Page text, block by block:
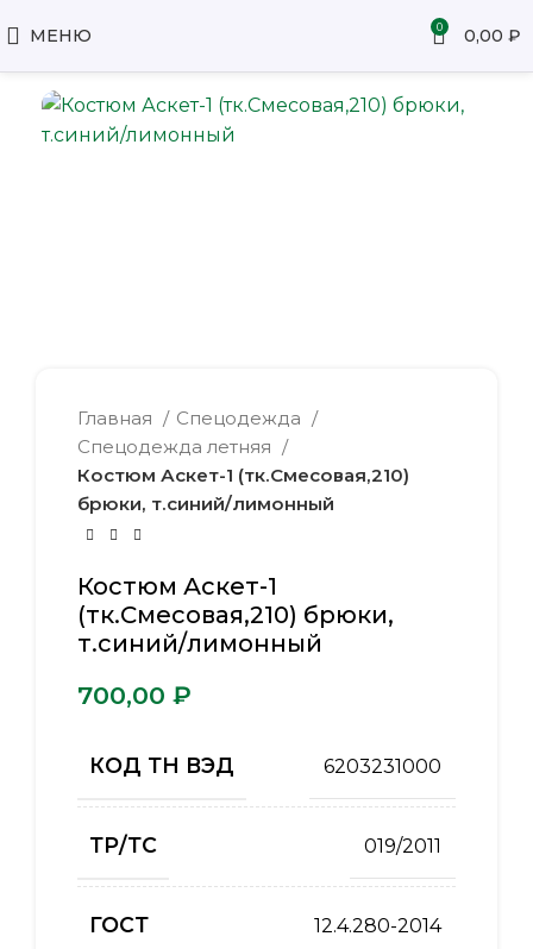
МЕНЮ 0 0,00 ₽
Главная
Спецодежда
Спецодежда летняя
Костюм Аскет-1 (тк.Смесовая,210)
брюки, т.синий/лимонный
Костюм Аскет-1
(тк.Смесовая,210) брюки,
т.синий/лимонный
₽
КОД ТН ВЭД 6203231000
ТР/ТС 019/2011
ГОСТ 12.4.280-2014